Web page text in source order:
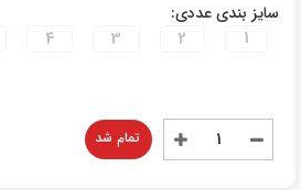
سایز بندی عددی:
1
2
3
4
تمام شد